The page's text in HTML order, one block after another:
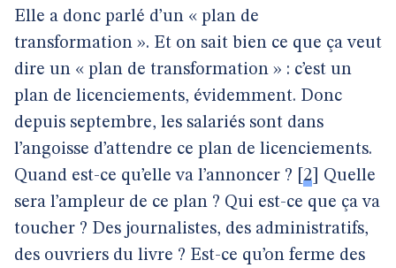
Elle a donc parlé d’un « plan de
transformation ». Et on sait bien ce que ça veut
dire un « plan de transformation » : c’est un
plan de licenciements, évidemment. Donc
depuis septembre, les salariés sont dans
l’angoisse d’attendre ce plan de licenciements.
Quand est-ce qu’elle va l’annoncer ?
2
Quelle
sera l’ampleur de ce plan ? Qui est-ce que ça va
toucher ? Des journalistes, des administratifs,
des ouvriers du livre ? Est-ce qu’on ferme des